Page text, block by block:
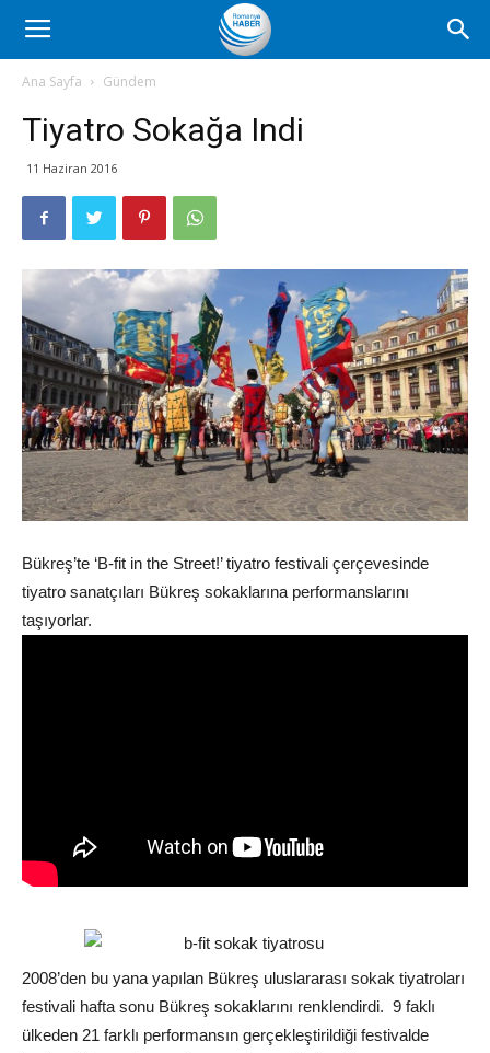
Romanya
Ana Sayfa Gündem
Tiyatro Sokağa Indi
11 Haziran 2016
Bükreş’te ‘B-fit in the Street!’ tiyatro festivali çerçevesinde
tiyatro sanatçıları Bükreş sokaklarına performanslarını
taşıyorlar.
2008’den bu yana yapılan Bükreş uluslararası sokak tiyatroları
festivali hafta sonu Bükreş sokaklarını renklendirdi. 9 faklı
ülkeden 21 farklı performansın gerçekleştirildiği festivalde